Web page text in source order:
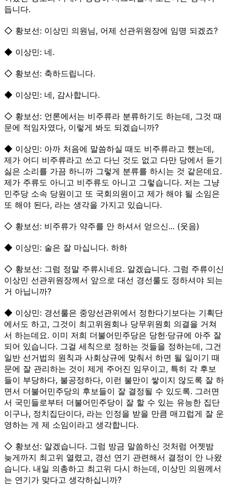
듭니다.
◇ 황보선: 이상민 의원님, 어제 선관위원장에 임명 되겠죠?
◆ 이상민: 네.
◇ 황보선: 축하드립니다.
◆ 이상민: 네, 감사합니다.
◇ 황보선: 언론에서는 비주류라 분류하기도 하는데, 그것 때
문에 적임자였다, 이렇게 봐도 되겠습니까?
◆ 이상민: 아까 처음에 말씀하실 때도 비주류라고 했는데,
제가 어디 비주류라고 쓰고 다닌 것도 없고 다만 당에서 듣기
싫은 소리를 가끔 하니까 그렇게 분류를 하시는 것 같은데요.
제가 주류도 아니고 비주류도 아니고 그렇습니다. 저는 그냥
민주당 소속 당원이고 또 국회의원이고 제가 해야 될 소임은
또 해야 된다, 라는 생각을 가지고 있습니다.
◇ 황보선: 비주류가 약주를 안 하셔서 얻으신... (웃음)
◆ 이상민: 술은 잘 마십니다. 하하
◇ 황보선: 그럼 정말 주류시네요. 알겠습니다. 그럼 주류이신
이상민 선관위원장께서 앞으로 대선 경선룰도 정하셔야 되는
거 아닙니까?
◆ 이상민: 경선룰은 중앙선관위에서 정한다기보다는 기획단
에서도 하고, 그것이 최고위원회나 당무위원회 의결을 거쳐
서 하는데요. 이미 저희 더불어민주당은 당헌·당규에 아주 잘
되어 있습니다. 그걸 세칙으로 정하는 것들을 정하는데, 그건
일반 선거법의 원칙과 사회상규에 맞춰서 하면 될 일이기 때
문에 잘 관리하는 것이 제게 주어진 임무이고, 특히 각 후보
들이 부당하다, 불공정하다, 이런 불만이 쌓이지 않도록 잘 하
면서 더불어민주당의 후보들이 잘 결정될 수 있도록. 그러면
서 국민들로부터 더불어민주당이 잘 할 수 있는 유능한 집단
이구나, 정치집단이다, 라는 인정을 받을 만큼 매끄럽게 잘 운
영하는 게 제 소임이라고 생각합니다.
◇ 황보선: 알겠습니다. 그럼 방금 말씀하신 것처럼 어젯밤
늦게까지 최고위 열렸고, 경선 연기 관련해서 결정이 안 나왔
습니다. 내일 의총하고 최고위 다시 하는데, 이상민 의원께서
는 연기가 맞다고 생각하십니까?